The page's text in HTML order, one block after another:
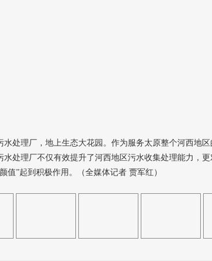
水处理厂，地上生态大花园。作为服务太原整个河西地
水处理厂不仅有效提升了河西地区污水收集处理能力，更
值”起到积极作用。（全媒体记者 贾军红）